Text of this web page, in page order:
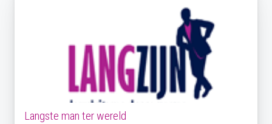
Langste man ter wereld